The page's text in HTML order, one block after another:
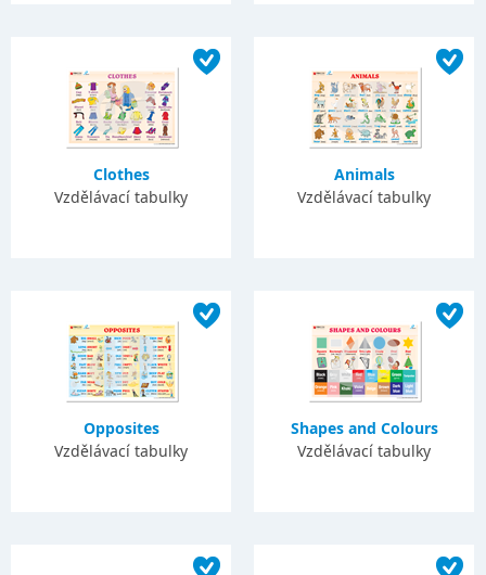
Clothes
Vzdělávací tabulky
Animals
Vzdělávací tabulky
Opposites
Vzdělávací tabulky
Shapes and Colours
Vzdělávací tabulky